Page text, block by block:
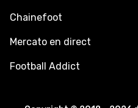
Chainefoot
Mercato en direct
Football Addict